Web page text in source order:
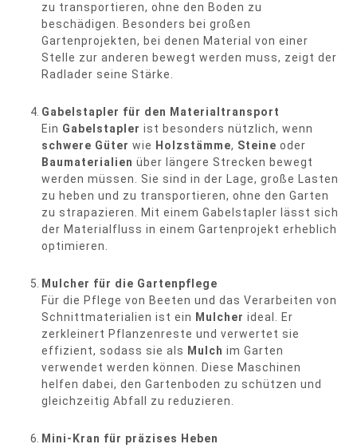
zu transportieren, ohne den Boden zu
beschädigen. Besonders bei großen
Gartenprojekten, bei denen Material von einer
Stelle zur anderen bewegt werden muss, zeigt der
Radlader seine Stärke.
Gabelstapler für den Materialtransport
Ein Gabelstapler ist besonders nützlich, wenn
schwere Güter wie Holzstämme, Steine oder
Baumaterialien über längere Strecken bewegt
werden müssen. Sie sind in der Lage, große Lasten
zu heben und zu transportieren, ohne den Garten
zu strapazieren. Mit einem Gabelstapler lässt sich
der Materialfluss in einem Gartenprojekt erheblich
optimieren.
Mulcher für die Gartenpflege
Für die Pflege von Beeten und das Verarbeiten von
Schnittmaterialien ist ein Mulcher ideal. Er
zerkleinert Pflanzenreste und verwertet sie
effizient, sodass sie als Mulch im Garten
verwendet werden können. Diese Maschinen
helfen dabei, den Gartenboden zu schützen und
gleichzeitig Abfall zu reduzieren.
Mini-Kran für präzises Heben